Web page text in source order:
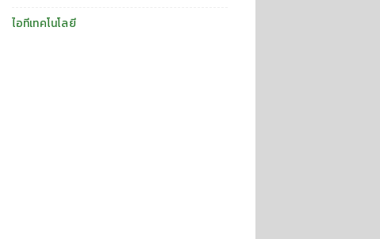
ไอทีเทคโนโลยี